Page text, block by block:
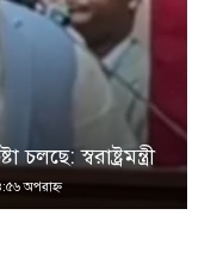
স্বরাষ্ট্রমন্ত্রী
অপরাহ্ণ